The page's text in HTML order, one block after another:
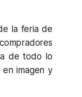
la feria de
de todo lo
imagen y